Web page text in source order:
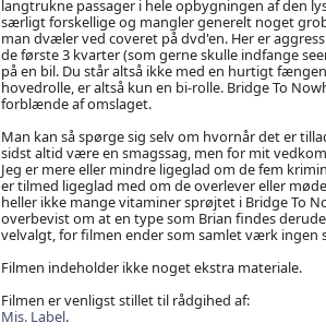
langtrukne passager i hele opbygningen af den
særligt forskellige og mangler generelt noget
man dvæler ved coveret på dvd'en. Her er
de første 3 kvarter (som gerne skulle indfange
på en bil. Du står altså ikke med en hurtigt
hovedrolle, er altså kun en bi-rolle. Bridge To
forblænde af omslaget.
Man kan så spørge sig selv om hvornår det er
sidst altid være en smagssag, men for mit
Jeg er mere eller mindre ligeglad om de fem
er tilmed ligeglad med om de overlever eller
heller ikke mange vitaminer sprøjtet i Bridge To
overbevist om at en type som Brian findes
velvalgt, for filmen ender som samlet værk ingen
Filmen indeholder ikke noget ekstra materiale.
Filmen er venligst stillet til rådgihed af:
Mis. Label.